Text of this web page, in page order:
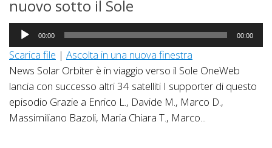
nuovo sotto il Sole
Audio
Player
00:00 00:00
Scarica file | Ascolta in una nuova finestra
News Solar Orbiter è in viaggio verso il Sole OneWeb
lancia con successo altri 34 satelliti I supporter di questo
episodio Grazie a Enrico L., Davide M., Marco D.,
Massimiliano Bazoli, Maria Chiara T., Marco...